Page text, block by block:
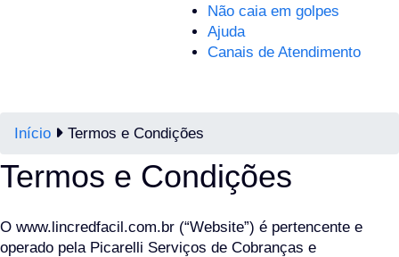
Não caia em golpes
Ajuda
Canais de Atendimento
Início Termos e Condições
Termos e Condições
O www.lincredfacil.com.br (“Website”) é pertencente e
operado pela Picarelli Serviços de Cobranças e